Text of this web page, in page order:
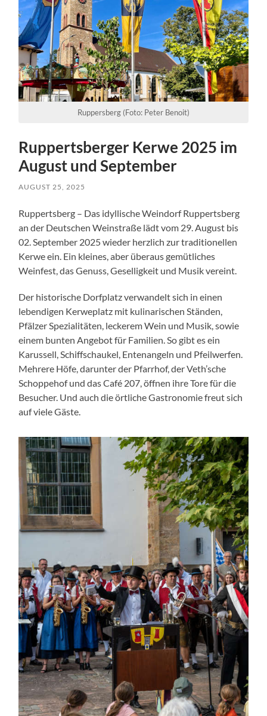
Ruppersberg (Foto: Peter Benoit)
Ruppertsberger Kerwe 2025 im
August und September
AUGUST 25, 2025
Ruppertsberg – Das idyllische Weindorf Ruppertsberg
an der Deutschen Weinstraße lädt vom 29. August bis
02. September 2025 wieder herzlich zur traditionellen
Kerwe ein. Ein kleines, aber überaus gemütliches
Weinfest, das Genuss, Geselligkeit und Musik vereint.
Der historische Dorfplatz verwandelt sich in einen
lebendigen Kerweplatz mit kulinarischen Ständen,
Pfälzer Spezialitäten, leckerem Wein und Musik, sowie
einem bunten Angebot für Familien. So gibt es ein
Karussell, Schiffschaukel, Entenangeln und Pfeilwerfen.
Mehrere Höfe, darunter der Pfarrhof, der Veth’sche
Schoppehof und das Café 207, öffnen ihre Tore für die
Besucher. Und auch die örtliche Gastronomie freut sich
auf viele Gäste.